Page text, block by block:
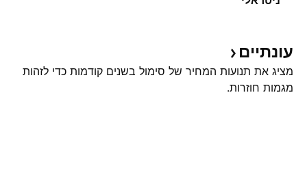
עונתיים
מציג את תנועות המחיר של סימול בשנים קודמות כדי לזהות
מגמות חוזרות.